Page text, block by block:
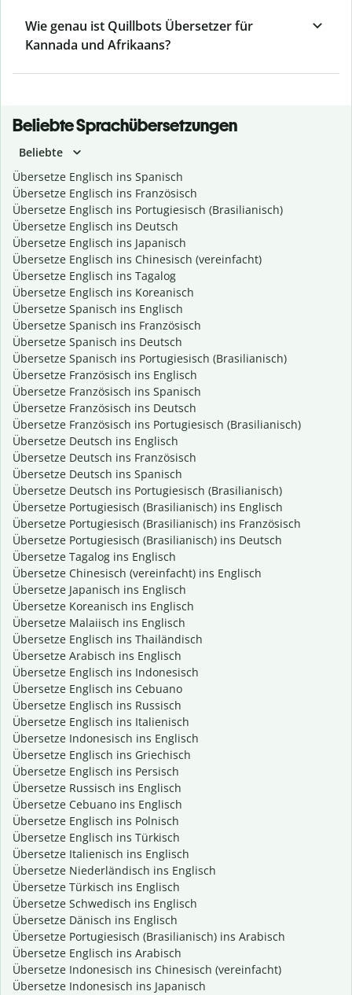
Wie genau ist Quillbots Übersetzer für
Kannada und Afrikaans?
Beliebte Sprachübersetzungen
Beliebte
Übersetze Englisch ins Spanisch
Übersetze Englisch ins Französisch
Übersetze Englisch ins Portugiesisch (Brasilianisch)
Übersetze Englisch ins Deutsch
Übersetze Englisch ins Japanisch
Übersetze Englisch ins Chinesisch (vereinfacht)
Übersetze Englisch ins Tagalog
Übersetze Englisch ins Koreanisch
Übersetze Spanisch ins Englisch
Übersetze Spanisch ins Französisch
Übersetze Spanisch ins Deutsch
Übersetze Spanisch ins Portugiesisch (Brasilianisch)
Übersetze Französisch ins Englisch
Übersetze Französisch ins Spanisch
Übersetze Französisch ins Deutsch
Übersetze Französisch ins Portugiesisch (Brasilianisch)
Übersetze Deutsch ins Englisch
Übersetze Deutsch ins Französisch
Übersetze Deutsch ins Spanisch
Übersetze Deutsch ins Portugiesisch (Brasilianisch)
Übersetze Portugiesisch (Brasilianisch) ins Englisch
Übersetze Portugiesisch (Brasilianisch) ins Französisch
Übersetze Portugiesisch (Brasilianisch) ins Deutsch
Übersetze Tagalog ins Englisch
Übersetze Chinesisch (vereinfacht) ins Englisch
Übersetze Japanisch ins Englisch
Übersetze Koreanisch ins Englisch
Übersetze Malaiisch ins Englisch
Übersetze Englisch ins Thailändisch
Übersetze Arabisch ins Englisch
Übersetze Englisch ins Indonesisch
Übersetze Englisch ins Cebuano
Übersetze Englisch ins Russisch
Übersetze Englisch ins Italienisch
Übersetze Indonesisch ins Englisch
Übersetze Englisch ins Griechisch
Übersetze Englisch ins Persisch
Übersetze Russisch ins Englisch
Übersetze Cebuano ins Englisch
Übersetze Englisch ins Polnisch
Übersetze Englisch ins Türkisch
Übersetze Italienisch ins Englisch
Übersetze Niederländisch ins Englisch
Übersetze Türkisch ins Englisch
Übersetze Schwedisch ins Englisch
Übersetze Dänisch ins Englisch
Übersetze Portugiesisch (Brasilianisch) ins Arabisch
Übersetze Englisch ins Arabisch
Übersetze Indonesisch ins Chinesisch (vereinfacht)
Übersetze Indonesisch ins Japanisch